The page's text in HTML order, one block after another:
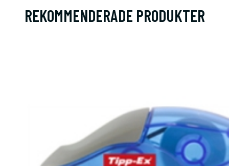
REKOMMENDERADE PRODUKTER